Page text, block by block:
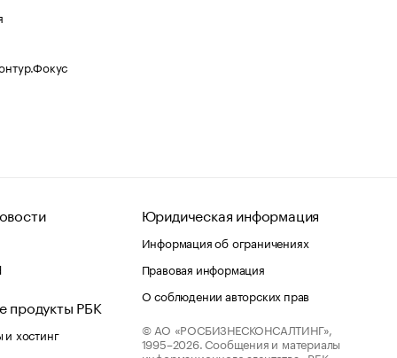
продукты РБК
хостинг
Юридическая информация
Информация об ограничениях
Правовая информация
О соблюдении авторских прав
© АО «РОСБИЗНЕСКОНСАЛТИНГ»,
1995–2026. Сообщения и материалы